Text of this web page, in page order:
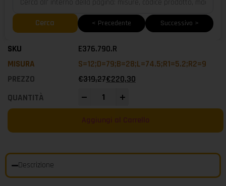
Cerca < Precedente Successivo >
E376.790.R
S=12;D=79;B=28;L=74.5;R1=5.2;R2=9
€319,27€220,30
Aggiungi al Carrello
Descrizione